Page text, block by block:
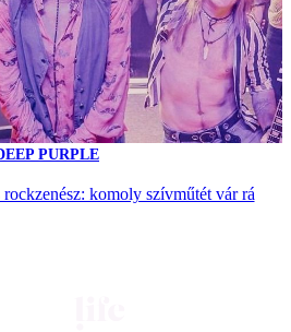
PURPLE
komoly szívműtét vár rá